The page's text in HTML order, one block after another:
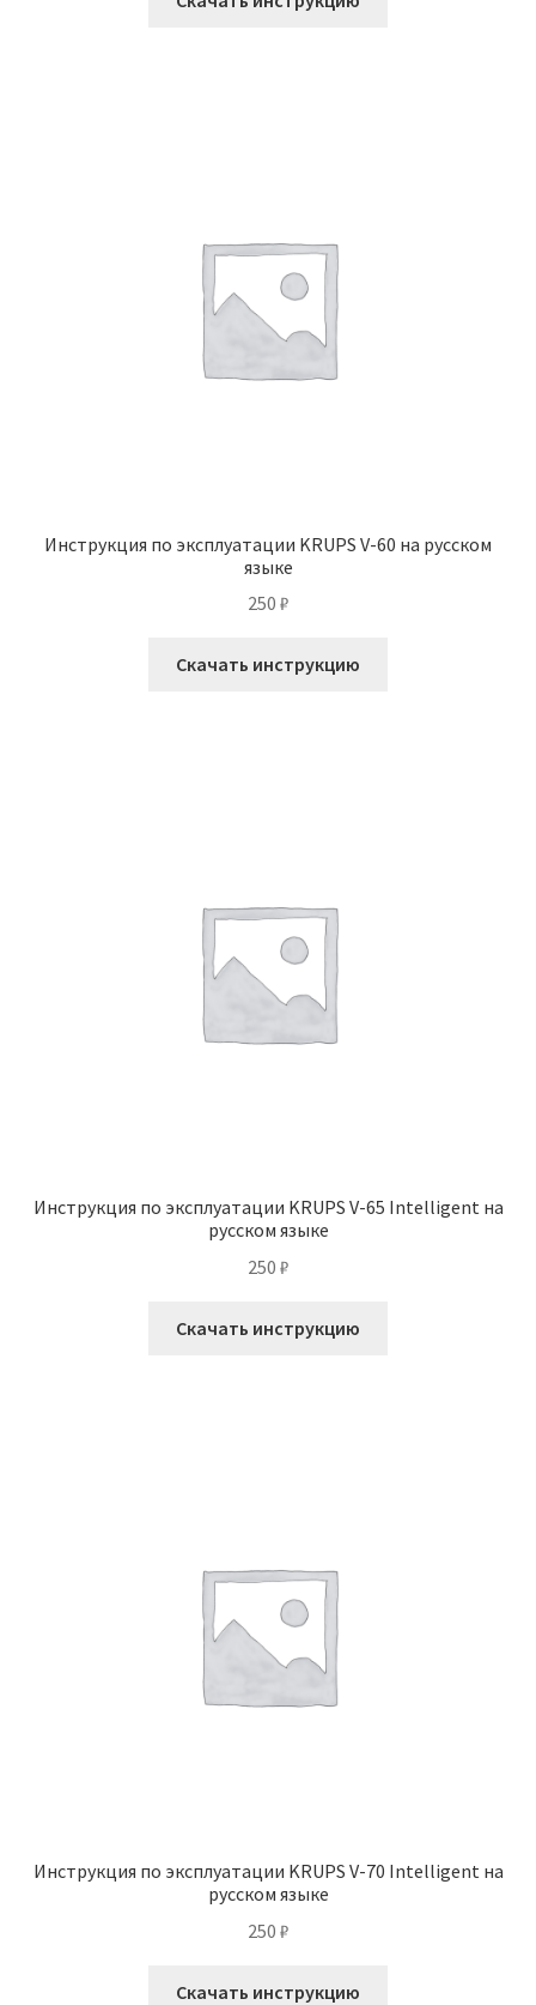
Инструкция по эксплуатации KRUPS V-60 на русском
языке
250 ₽
Скачать инструкцию
Инструкция по эксплуатации KRUPS V-65 Intelligent на
русском языке
250 ₽
Скачать инструкцию
Инструкция по эксплуатации KRUPS V-70 Intelligent на
русском языке
250 ₽
Скачать инструкцию